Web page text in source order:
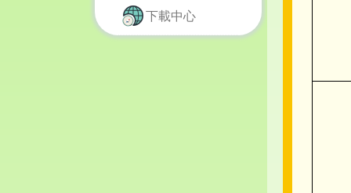
下載中心